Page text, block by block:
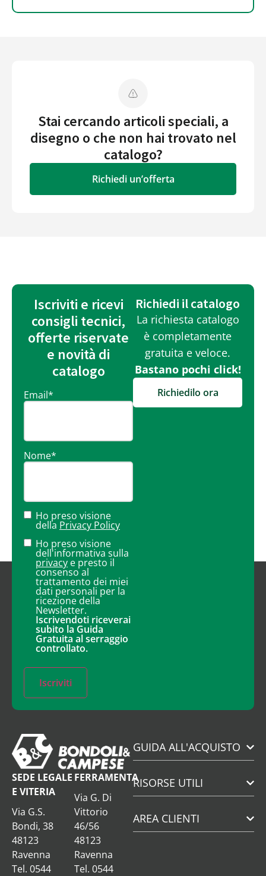
Stai cercando articoli speciali, a
disegno o che non hai trovato nel
catalogo?
Richiedi un’offerta
Iscriviti e ricevi
consigli tecnici,
offerte riservate
e novità di
catalogo
Email*
Nome*
Ho preso visione
della Privacy Policy
Ho preso visione
dell'informativa sulla
privacy e presto il
consenso al
trattamento dei miei
dati personali per la
ricezione della
Newsletter.
Iscrivendoti riceverai
subito la Guida
Gratuita al serraggio
controllato.
Iscriviti
Richiedi il catalogo
La richiesta catalogo
è completamente
gratuita e veloce.
Bastano pochi click!
Richiedilo ora
SEDE LEGALE
E VITERIA
Via G.S.
Bondi, 38
48123
Ravenna
Tel. 0544
FERRAMENTA
Via G. Di
Vittorio
46/56
48123
Ravenna
Tel. 0544
GUIDA ALL'ACQUISTO
RISORSE UTILI
AREA CLIENTI